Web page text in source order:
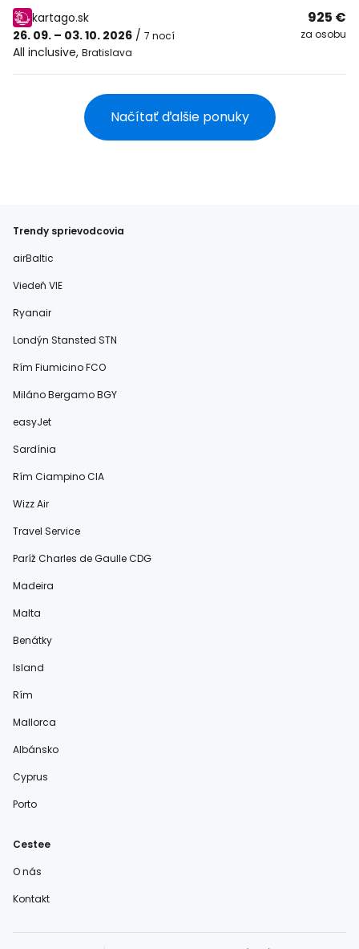
kartago.sk
26. 09. – 03. 10. 2026 / 7 nocí
All inclusive, Bratislava
925 €
za osobu
Načítať ďalšie ponuky
Trendy sprievodcovia
airBaltic
Viedeň VIE
Ryanair
Londýn Stansted STN
Rím Fiumicino FCO
Miláno Bergamo BGY
easyJet
Sardínia
Rím Ciampino CIA
Wizz Air
Travel Service
Paríž Charles de Gaulle CDG
Madeira
Malta
Benátky
Island
Rím
Mallorca
Albánsko
Cyprus
Porto
Cestee
O nás
Kontakt